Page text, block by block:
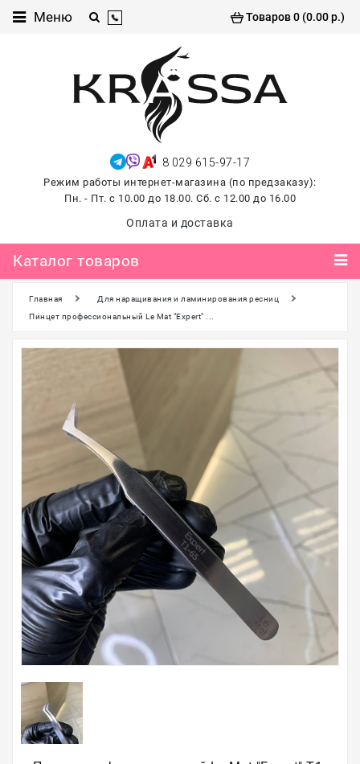
Меню Товаров 0 (0.00 р.)
8 029 615-97-17
Режим работы интернет-магазина (по предзаказу):
Пн. - Пт. с 10.00 до 18.00. Сб. с 12.00 до 16.00
Оплата и доставка
Каталог товаров
Каталог
и
педикюра
Для
наращивания и
ресниц
Для
Для
депиляции
Электрооборудование
Парафинотерапия
Для
био
тату
Подарочные
Подарочная
упаковка
Распродажа
Главная
Для наращивания и ламинирования ресниц
Пинцет профессиональный Le Mat "Expert" ...